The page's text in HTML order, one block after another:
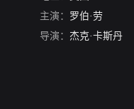
主演： 罗伯·劳
导演： 杰克·卡斯丹